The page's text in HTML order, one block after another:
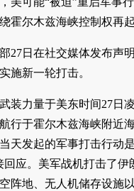
霍尔木兹海峡控制权再起
27日在社交媒体发布声
施新一轮打击。
装力量于美东时间27日
行于霍尔木兹海峡附近
天发起的军事打击行动
回应。美军战机打击了伊
阵地、无人机储存设施